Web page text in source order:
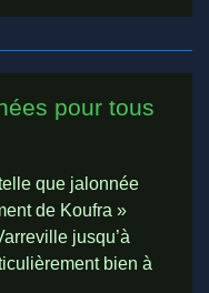
pour tous
que jalonnée
de Koufra »
jusqu’à
bien à